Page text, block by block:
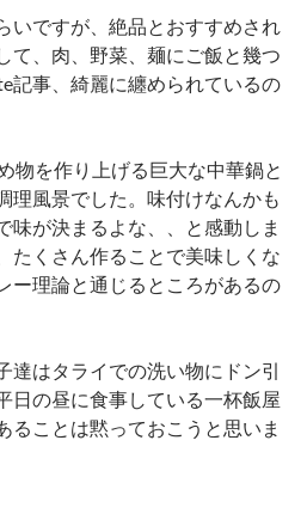
いですが、絶品とおすすめされ
て、肉、野菜、麺にご飯と幾つ
記事、綺麗に纏められているの
物を作り上げる巨大な中華鍋と
理風景でした。味付けなんかも
味が決まるよな、、と感動しま
たくさん作ることで美味しくな
ー理論と通じるところがあるの
達はタライでの洗い物にドン引
日の昼に食事している一杯飯屋
ることは黙っておこうと思いま